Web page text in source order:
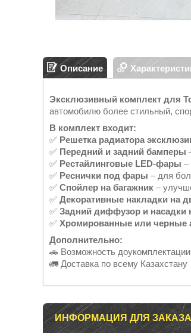
Описание
Эксклюзивный комплект для
автомобилю более стильный,
В комплект входит:
✅ Решетка радиатора
✅ Передний и задний бамперы
✅ Рестайлинговые LED-фары –
✅ Реснички под фары – для
✅ Спойлер на багажник –
✅ Декоративные накладки на
✅ Задний диффузор и насадки
✅ Хромированные или черные
Дополнительно:
🚗 Возможность
🚛 Доставка по всему Казахстану
ИНФОРМАЦИЯ ДЛЯ ЗАКАЗА